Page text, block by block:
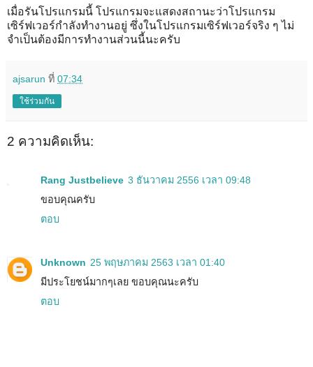
เมื่อรันโปรแกรมนี้ โปรแกรมจะแสดงสถานะว่าโปรแกรม
เซิร์ฟเวอร์กำลังทำงานอยู่ ซึ่งในโปรแกรมเซิร์ฟเวอร์จริง ๆ ไม่
จำเป็นต้องมีการทำงานส่วนนี้นะครับ
ajsarun ที่ 07:34
ใช้ร่วมกัน
2 ความคิดเห็น:
Rang Justbelieve 3 ธันวาคม 2556 เวลา 09:48
ขอบคุณครับ
ตอบ
Unknown 25 พฤษภาคม 2563 เวลา 01:40
มีประโยชน์มากๆเลย ขอบคุณนะครับ
ตอบ